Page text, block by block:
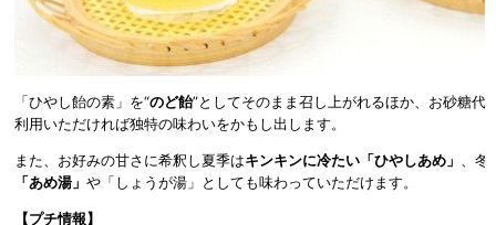
「ひやし飴の素」を“のど飴”としてそのまま召し上がれるほか、お砂糖代
利用いただければ独特の味わいをかもし出します。
また、お好みの甘さに希釈し夏季はキンキンに冷たい「ひやしあめ」 、冬
「あめ湯」 や「しょうが湯」としても味わっていただけます。
【プチ情報】